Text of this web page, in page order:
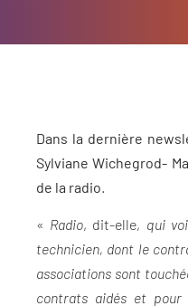
Dans la dernière
Sylviane Wichegrod-
de la radio.
« Radio, dit-elle, qui
technicien, dont le
associations sont
contrats aidés et pour